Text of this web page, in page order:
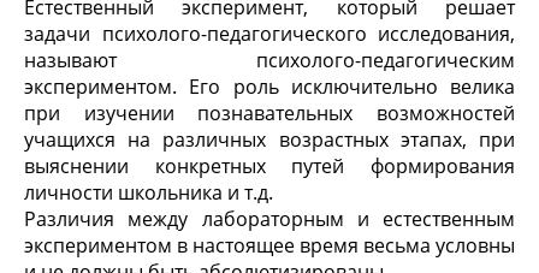
Естественный эксперимент, который решает
задачи психо­лого-педагогического исследования,
называют психолого-педагогическим
экспериментом. Его роль исключительно ве­лика
при изучении познавательных возможностей
учащихся на различных возрастных этапах, при
выяснении конкретных путей формирования
личности школьника и т.д.
Различия между лабораторным и естественным
экспери­ментом в настоящее время весьма условны